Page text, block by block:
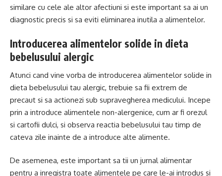
similare cu cele ale altor afectiuni si este important sa ai un
diagnostic precis si sa eviti eliminarea inutila a alimentelor.
Introducerea alimentelor solide in dieta
bebelusului alergic
Atunci cand vine vorba de introducerea alimentelor solide in
dieta bebelusului tau alergic, trebuie sa fii extrem de
precaut si sa actionezi sub supravegherea medicului. Incepe
prin a introduce alimentele non-alergenice, cum ar fi orezul
si cartofii dulci, si observa reactia bebelusului tau timp de
cateva zile inainte de a introduce alte alimente.
De asemenea, este important sa tii un jurnal alimentar
pentru a inregistra toate alimentele pe care le-ai introdus si